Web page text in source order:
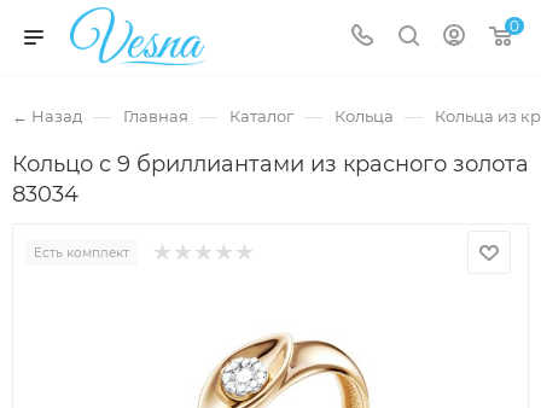
0
← Назад — Главная — Каталог — Кольца — Кольца из
Кольцо с 9 бриллиантами из красного золота
83034
Есть комплект